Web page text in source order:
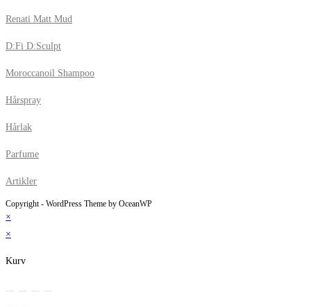
Renati Matt Mud
D:Fi D:Sculpt
Moroccanoil Shampoo
Hårspray
Hårlak
Parfume
Artikler
Copyright - WordPress Theme by OceanWP
×
×
Kurv